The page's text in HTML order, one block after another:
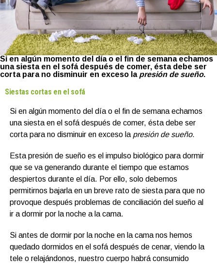
Si en algún momento del día o el fin de semana echamos
una siesta en el sofá después de comer, ésta debe ser
corta para no disminuir en exceso la presión de sueño.
Siestas cortas en el sofá
Si en algún momento del día o el fin de semana echamos
una siesta en el sofá después de comer, ésta debe ser
corta para no disminuir en exceso la presión de sueño.
Esta presión de sueño es el impulso biológico para dormir
que se va generando durante el tiempo que estamos
despiertos durante el día. Por ello, solo debemos
permitirnos bajarla en un breve rato de siesta para que no
provoque después problemas de conciliación del sueño al
ir a dormir por la noche a la cama.
Si antes de dormir por la noche en la cama nos hemos
quedado dormidos en el sofá después de cenar, viendo la
tele o relajándonos, nuestro cuerpo habrá consumido